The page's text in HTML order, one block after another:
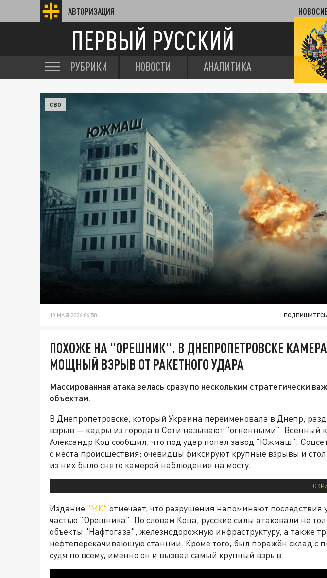
АВТОРИЗАЦИЯ
ПЕРВЫЙ РУССКИЙ
РУБРИКИ НОВОСТИ АНАЛИТИКА
СВО
19 МАЯ 2026 06:50
ПОХОЖЕ НА "ОРЕШНИК". В ДНЕПРОПЕТРОВСКЕ
МОЩНЫЙ ВЗРЫВ ОТ РАКЕТНОГО УДАРА
Массированная атака велась сразу по нескольким стратегически
объектам.
В Днепропетровске, который Украина переименовала в Днепр,
взрыв — кадры из города в Сети называют "огненными". Военный
Александр Коц сообщил, что под удар попал завод "Южмаш".
с места происшествия: очевидцы фиксируют крупные взрывы и
из них было снято камерой наблюдения на мосту.
Издание "МК" отмечает, что разрушения напоминают последствия
частью "Орешника". По словам Коца, русские силы атаковали не
объекты "Нафтогаза", железнодорожную инфраструктуру, а также
нефтеперекачивающую станции. Кроме того, был поражён склад с
судя по всему, именно он и вызвал самый крупный взрыв.